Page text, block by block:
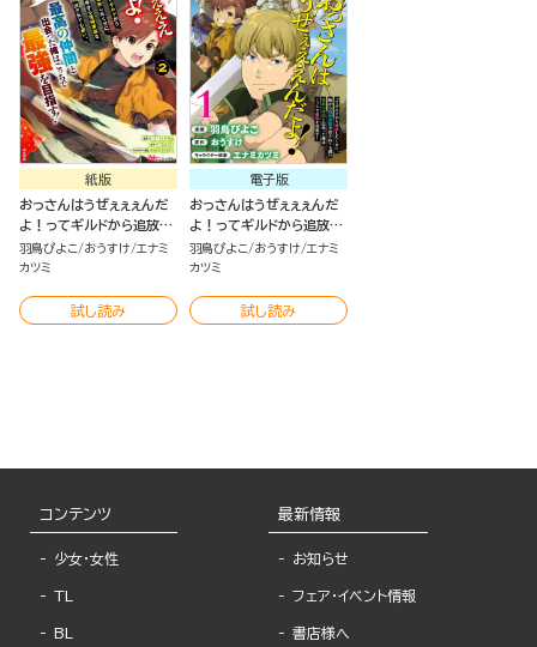
紙版
おっさんはうぜぇぇぇんだ
よ！ってギルドから追放し
たくせに、後から復帰要請
を出されても遅い。最高の
で最強を目指す！（2）
羽鳥ぴよこ おうすけ エナミ
カツミ
試し読み
電子版
おっさんはうぜぇぇぇんだ
よ！ってギルドから追放し
たくせに、後から復帰要請
を出されても遅い。最高の
で最強を目指す！ コミック
版（分冊版）
羽鳥ぴよこ おうすけ エナミ
カツミ
試し読み
コンテンツ
少女・女性
TL
BL
最新情報
お知らせ
フェア・イベント情報
書店様へ